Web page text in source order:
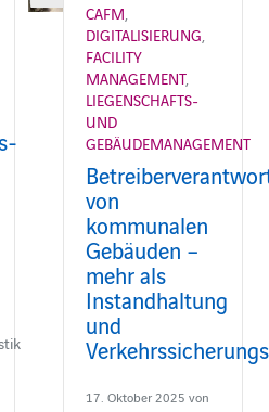
CAFM
DIGITALISIERUNG
FACILITY
MANAGEMENT,
LIEGENSCHAFTS-
UND
GEBÄUDEMANAGEMENT
von
kommunalen
Gebäuden –
mehr als
Instandhaltung
und
17. Oktober 2025 von